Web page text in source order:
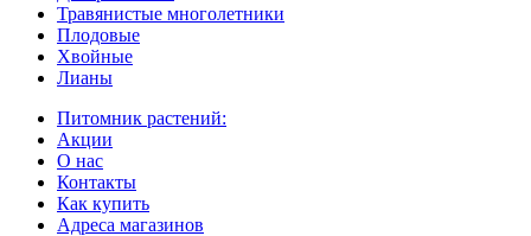
Травянистые многолетники
Плодовые
Хвойные
Лианы
Питомник растений:
Акции
О нас
Контакты
Как купить
Адреса магазинов